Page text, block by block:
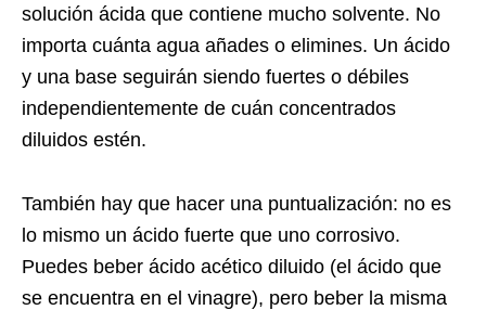
solución ácida que contiene mucho solvente. No
importa cuánta agua añades o elimines. Un ácido
y una base seguirán siendo fuertes o débiles
independientemente de cuán concentrados
diluidos estén.
También hay que hacer una puntualización: no es
lo mismo un ácido fuerte que uno corrosivo.
Puedes beber ácido acético diluido (el ácido que
se encuentra en el vinagre), pero beber la misma